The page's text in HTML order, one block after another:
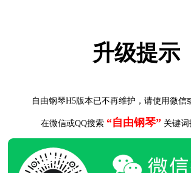
升级提示
自由钢琴H5版本已不再维护，请使用微信
在微信或QQ搜索 “自由钢琴” 关键